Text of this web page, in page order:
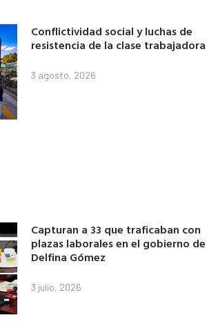
Conflictividad social y luchas de
resistencia de la clase trabajadora
3 agosto, 2026
Capturan a 33 que traficaban con
plazas laborales en el gobierno de
Delfina Gómez
3 julio, 2026